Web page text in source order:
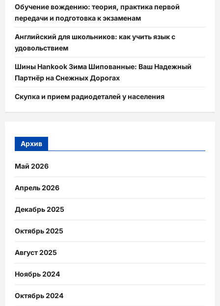
Обучение вождению: теория, практика первой
передачи и подготовка к экзаменам
Английский для школьников: как учить язык с
удовольствием
Шины Hankook Зима Шипованные: Ваш Надежный
Партнёр на Снежных Дорогах
Скупка и прием радиодеталей у населения
Архив
Май 2026
Апрель 2026
Декабрь 2025
Октябрь 2025
Август 2025
Ноябрь 2024
Октябрь 2024